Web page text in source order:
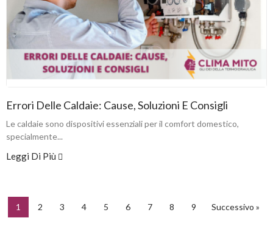
Errori Delle Caldaie: Cause, Soluzioni E Consigli
Le caldaie sono dispositivi essenziali per il comfort domestico,
specialmente...
Leggi Di Più
1 2 3 4 5 6 7 8 9 Successivo »